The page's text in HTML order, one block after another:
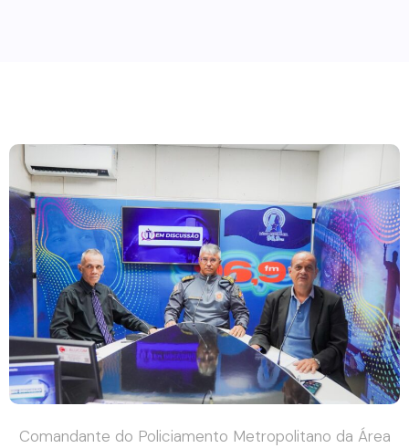
Comandante do Policiamento Metropolitano da Área